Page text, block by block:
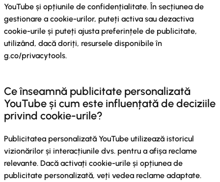
YouTube și opțiunile de confidențialitate. În secțiunea de
gestionare a cookie-urilor, puteți activa sau dezactiva
cookie-urile și puteți ajusta preferințele de publicitate,
utilizând, dacă doriți, resursele disponibile în
g.co/privacytools.
Ce înseamnă publicitate personalizată
YouTube și cum este influențată de deciziile
privind cookie-urile?
Publicitatea personalizată YouTube utilizează istoricul
vizionărilor și interacțiunile dvs. pentru a afișa reclame
relevante. Dacă activați cookie-urile și opțiunea de
publicitate personalizată, veți vedea reclame adaptate.